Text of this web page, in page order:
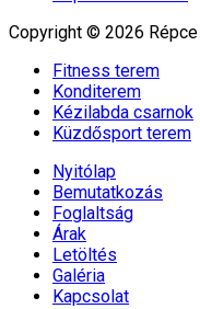
Copyright © 2026
Fitness terem
Konditerem
Kézilabda csarnok
Küzdősport terem
Nyitólap
Bemutatkozás
Foglaltság
Árak
Letöltés
Galéria
Kapcsolat